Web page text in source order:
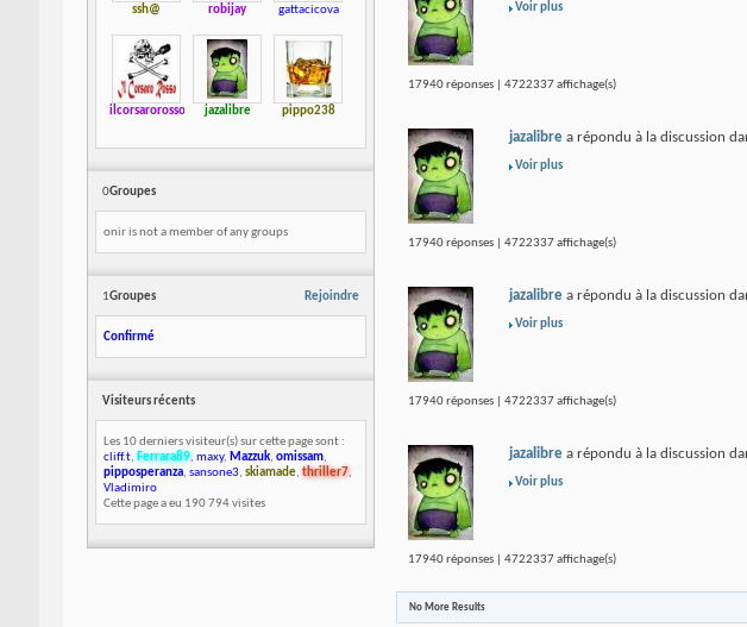
ssh@ robijay gattacicova
ilcorsarorosso jazalibre pippo238
0Groupes
onir is not a member of any groups
Rejoindre
1Groupes
Confirmé
Visiteurs récents
Les 10 derniers visiteur(s) sur cette page sont :
cliff.t, Ferrara89, maxy, Mazzuk, omissam,
pipposperanza, sansone3, skiamade, thriller7,
Vladimiro
Cette page a eu 190 794visites
Voir plus
17940 réponses | 4722337 affichage(s)
jazalibrea répondu à la discussion
Voir plus
17940 réponses | 4722337 affichage(s)
jazalibrea répondu à la discussion
Voir plus
17940 réponses | 4722337 affichage(s)
jazalibrea répondu à la discussion
Voir plus
17940 réponses | 4722337 affichage(s)
No More Results